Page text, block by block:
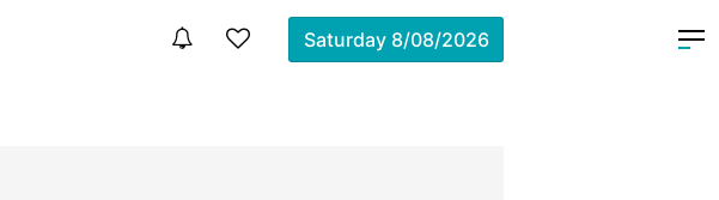
Saturday 8/08/2026